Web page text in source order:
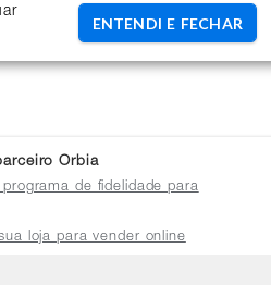
ENTENDI E FECHAR
Orbia
programa de fidelidade para
loja para vender online